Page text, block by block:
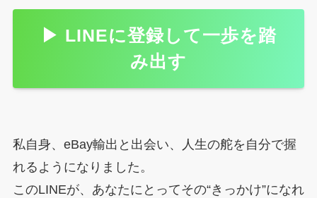
▶ LINEに登録して一歩を踏
み出す
私自身、eBay輸出と出会い、人生の舵を自分で握
れるようになりました。
このLINEが、あなたにとってその“きっかけ”になれ